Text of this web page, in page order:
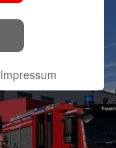
Impressum